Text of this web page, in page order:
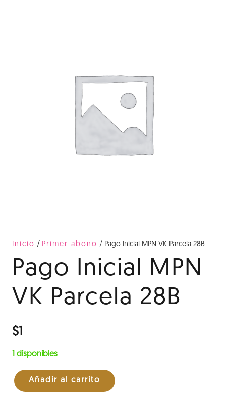
Inicio / Primer abono / Pago Inicial MPN VK Parcela 28B
Pago Inicial MPN
VK Parcela 28B
$1
1 disponibles
Pago
Añadir al carrito